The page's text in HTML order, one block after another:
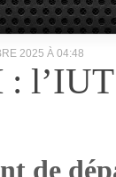
2025 À 04:48
l’IUT
de